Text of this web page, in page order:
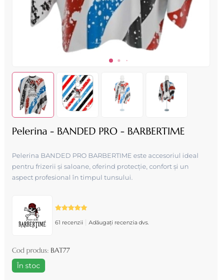
Pelerina - BANDED PRO - BARBERTIME
Pelerina BANDED PRO BARBERTIME este accesoriul ideal
pentru frizerii și saloane, oferind protecție, confort și un
aspect profesional în timpul tunsului.
61 recenzii Adăugați recenzia dvs.
Cod produs: BAT77
În stoc